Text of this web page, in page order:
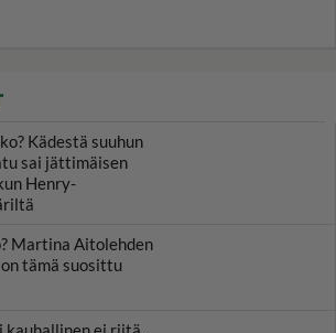
Kädestä suuhun
sai jättimäisen
Henry-
Martina Aitolehden
tämä suosittu